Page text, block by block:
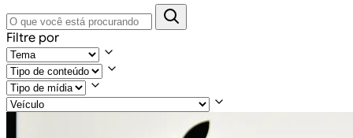
Filtre por